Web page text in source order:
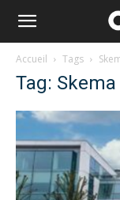
Accueil Tags
Tag: Skema